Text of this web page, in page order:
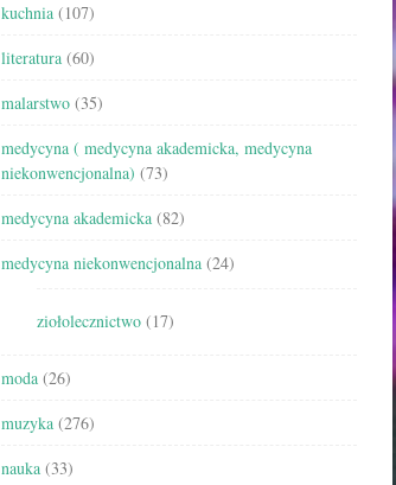
kuchnia (107)
literatura (60)
malarstwo (35)
medycyna ( medycyna akademicka, medycyna
niekonwencjonalna) (73)
medycyna akademicka (82)
medycyna niekonwencjonalna (24)
ziołolecznictwo (17)
moda (26)
muzyka (276)
nauka (33)